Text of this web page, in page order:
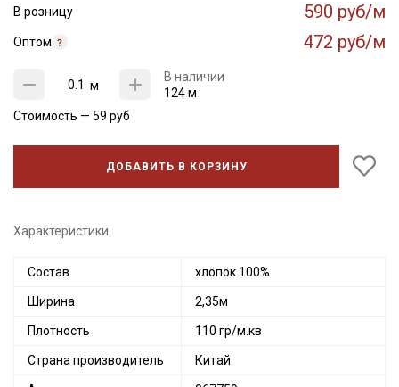
В розницу 590 руб/м
Оптом 472 руб/м
м
В наличии
124 м
Стоимость — 59 руб
ДОБАВИТЬ В КОРЗИНУ
Характеристики
Состав хлопок 100%
Ширина 2,35м
Плотность 110 гр/м.кв
Страна производитель Китай